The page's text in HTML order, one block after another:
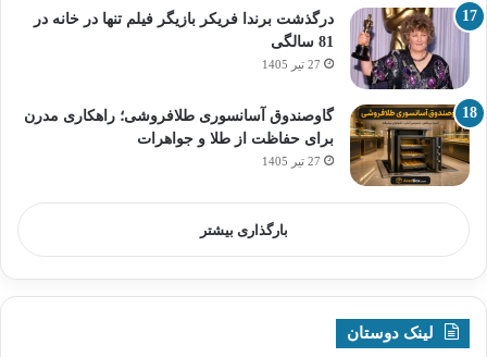
درگذشت برندا فریکر بازیگر فیلم تنها در خانه در
81 سالگی
27 تیر 1405
گاوصندوق آسانسوری طلافروشی؛ راهکاری مدرن
برای حفاظت از طلا و جواهرات
27 تیر 1405
بارگذاری بیشتر
لینک دوستان